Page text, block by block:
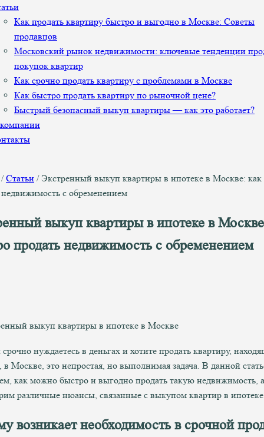
Как продать квартиру быстро и выгодно в Москве: Советы
продавцов
Московский рынок недвижимости: ключевые тенденции
покупок квартир
Как срочно продать квартиру с проблемами в Москве
Как быстро продать квартиру по рыночной цене?
Быстрый безопасный выкуп квартиры — как это работает?
Статьи /Экстренный выкуп квартиры в ипотеке в Москве: как
недвижимость с обременением
выкуп квартиры в ипотеке в
продать недвижимость с обременением
нуждаетесь в деньгах и хотите продать квартиру,
в Москве, это непростая, но выполнимая задача. В данной
как можно быстро и выгодно продать такую недвижимость,
различные нюансы, связанные с выкупом квартир в
возникает необходимость в срочной